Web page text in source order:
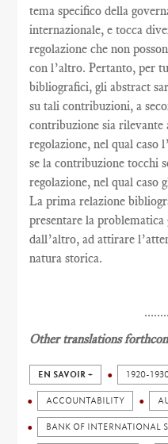
tema specifico della
internazionale, e tocca
regolazione che non
con l’altro. Pertanto, per
bibliografici, gli abstract
su tali contribuzioni, a
contribuzione sia rilevante
regolazione, nel qual caso
se la contribuzione tocchi
regolazione, nel qual caso
La prima relazione
presentare la
dall’altro, ad attirare
natura storica.
Other translations
EN SAVOIR + 1920-
ACCOUNTABILITY
BANK OF INTERNATIONAL